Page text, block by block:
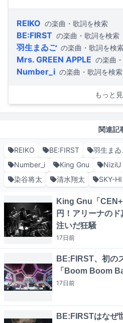
REIKO の楽曲・歌詞を検索
BE:FIRST の楽曲・歌詞を検索
羽生まゐご の楽曲・歌詞を検
Mrs. GREEN APPLE の楽曲
Number_i の楽曲・歌詞を検索
もっと
関連記
REIKO BE:FIRST 羽生まゐ
Number_i
King Gnu NiziU
染谷将太
清水翔太 SKY-HI
King Gnu「
円！アリーナの
注いだ狂騒
17日前
BE:FIRST、初の
「Boom Boom
17日前
BE:FIRSTはなぜ